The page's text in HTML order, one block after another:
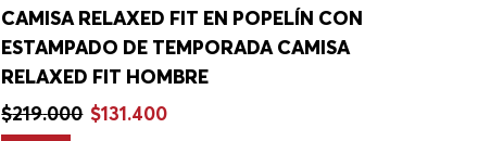
CAMISA RELAXED FIT EN POPELÍN CON
ESTAMPADO DE TEMPORADA CAMISA
RELAXED FIT HOMBRE
$219.000 $131.400